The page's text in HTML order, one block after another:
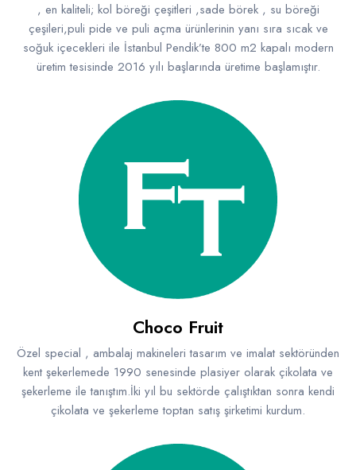
, en kaliteli; kol böreği çeşitleri ,sade börek , su böreği
çeşileri,puli pide ve puli açma ürünlerinin yanı sıra sıcak ve
soğuk içecekleri ile İstanbul Pendik’te 800 m2 kapalı modern
üretim tesisinde 2016 yılı başlarında üretime başlamıştır.
Choco Fruit
Özel special , ambalaj makineleri tasarım ve imalat sektöründen
kent şekerlemede 1990 senesinde plasiyer olarak çikolata ve
şekerleme ile tanıştım.İki yıl bu sektörde çalıştıktan sonra kendi
çikolata ve şekerleme toptan satış şirketimi kurdum.